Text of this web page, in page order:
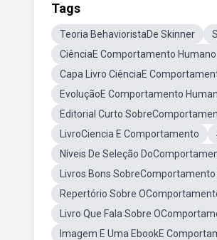
Tags
Teoria BehavioristaDe Skinner
CiênciaE Comportamento Humano
Capa Livro CiênciaE
EvoluçãoE Comportamento
Editorial Curto
LivroCiencia E Comportamento
Níveis De Seleção
Livros Bons
Repertório Sobre
Livro Que Fala Sobre
Imagem E Uma EbookE